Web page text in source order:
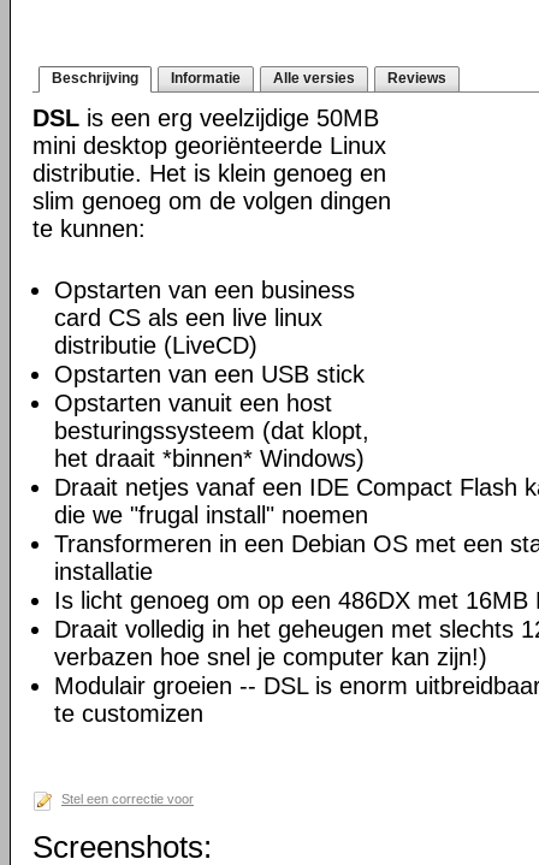
Beschrijving Informatie Alle versies Reviews
DSL is een erg veelzijdige 50MB
mini desktop georiënteerde Linux
distributie. Het is klein genoeg en
slim genoeg om de volgen dingen
te kunnen:
Opstarten van een business
card CS als een live linux
distributie (LiveCD)
Opstarten van een USB stick
Opstarten vanuit een host
besturingssysteem (dat klopt,
het draait *binnen* Windows)
Draait netjes vanaf een IDE Compact Flash
die we "frugal install" noemen
Transformeren in een Debian OS met een
installatie
Is licht genoeg om op een 486DX met 16MB
Draait volledig in het geheugen met slechts
verbazen hoe snel je computer kan zijn!)
Modulair groeien -- DSL is enorm
te customizen
Stel een correctie voor
Screenshots: